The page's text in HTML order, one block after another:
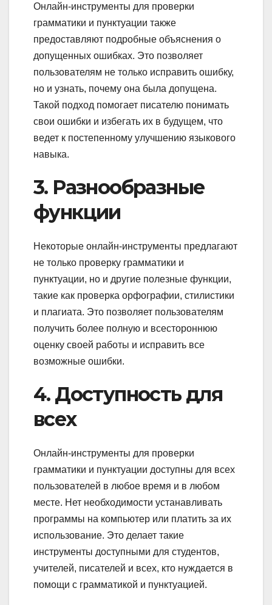
Онлайн-инструменты для проверки
грамматики и пунктуации также
предоставляют подробные объяснения о
допущенных ошибках. Это позволяет
пользователям не только исправить ошибку,
но и узнать, почему она была допущена.
Такой подход помогает писателю понимать
свои ошибки и избегать их в будущем, что
ведет к постепенному улучшению языкового
навыка.
3. Разнообразные
функции
Некоторые онлайн-инструменты предлагают
не только проверку грамматики и
пунктуации, но и другие полезные функции,
такие как проверка орфографии, стилистики
и плагиата. Это позволяет пользователям
получить более полную и всестороннюю
оценку своей работы и исправить все
возможные ошибки.
4. Доступность для
всех
Онлайн-инструменты для проверки
грамматики и пунктуации доступны для всех
пользователей в любое время и в любом
месте. Нет необходимости устанавливать
программы на компьютер или платить за их
использование. Это делает такие
инструменты доступными для студентов,
учителей, писателей и всех, кто нуждается в
помощи с грамматикой и пунктуацией.